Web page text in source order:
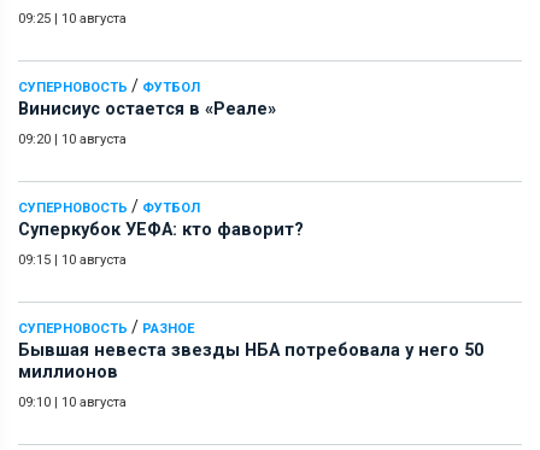
09:25 | 10 августа
СУПЕРНОВОСТЬ / ФУТБОЛ
Винисиус остается в «Реале»
09:20 | 10 августа
СУПЕРНОВОСТЬ / ФУТБОЛ
Суперкубок УЕФА: кто фаворит?
09:15 | 10 августа
СУПЕРНОВОСТЬ / РАЗНОЕ
Бывшая невеста звезды НБА потребовала у него 50
миллионов
09:10 | 10 августа